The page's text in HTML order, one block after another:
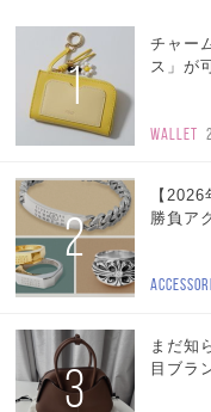
1
チャー
ス」が
WALLET
2
【
勝負ア
3
まだ知
目ブラ